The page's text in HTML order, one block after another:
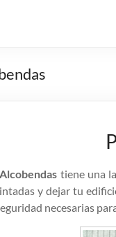
tiene una
y dejar tu
necesarias